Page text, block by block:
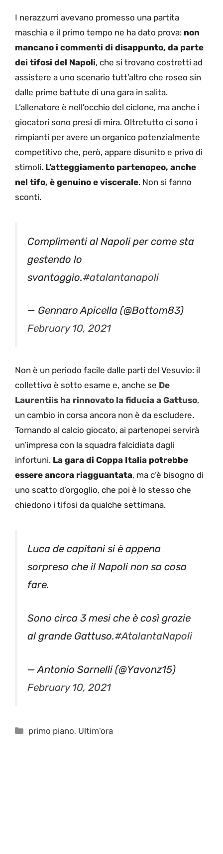
I nerazzurri avevano promesso una partita
maschia e il primo tempo ne ha dato prova:
mancano i commenti di disappunto, da parte
dei tifosi del Napoli , che si trovano costretti ad
assistere a uno scenario tutt’altro che roseo sin
dalle prime battute di una gara in salita.
L’allenatore è nell’occhio del ciclone, ma anche i
giocatori sono presi di mira. Oltretutto ci sono i
rimpianti per avere un organico potenzialmente
competitivo che, però, appare disunito e privo di
stimoli. L’atteggiamento partenopeo, anche
nel tifo, è genuino e viscerale
. Non si fanno
sconti.
gestendo lo
svantaggio.
February 10, 2021
collettivo è sotto esame e, anche se De
Laurentiis ha rinnovato la fiducia a Gattuso
un cambio in corsa ancora non è da escludere.
Tornando al calcio giocato, ai partenopei servirà
un’impresa con la squadra falcidiata dagli
infortuni.La gara di Coppa Italia potrebbe
essere ancora riagguantata, ma c’è bisogno di
uno scatto d’orgoglio, che poi è lo stesso che
chiedono i tifosi da qualche settimana.
sorpreso che il Napoli non sa cosa
fare.
al grande Gattuso.#AtalantaNapoli
February 10, 2021